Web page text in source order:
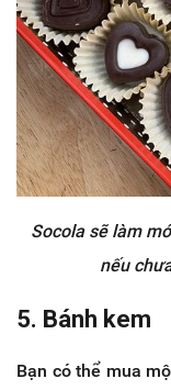
Socola sẽ làm
nếu
5. Bánh kem
Bạn có thể mua